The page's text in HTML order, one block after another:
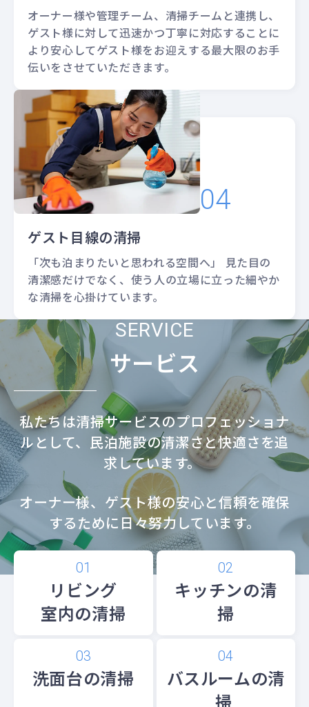
オーナー様や管理チーム、清掃チームと連携し、
ゲスト様に対して迅速かつ丁寧に対応することに
より安心してゲスト様をお迎えする最大限のお手
伝いをさせていただきます。
ゲスト目線の清掃
「次も泊まりたいと思われる空間へ」 見た目の
清潔感だけでなく、使う人の立場に立った細やか
な清掃を心掛けています。
SERVICE
サービス
私たちは清掃サービスのプロフェッショナ
ルとして、民泊施設の清潔さと快適さを追
求しています。
オーナー様、ゲスト様の安心と信頼を確保
するために日々努力しています。
リビング
室内の清掃
キッチンの清
掃
洗面台の清掃
バスルームの清
掃